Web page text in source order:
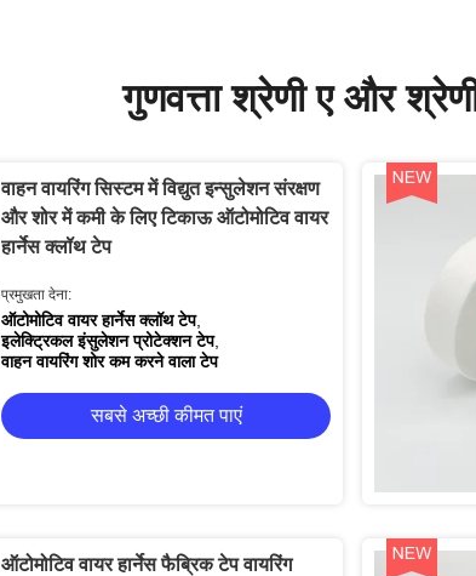
गुणवत्ता श्रेणी ए और
वाहन वायरिंग सिस्टम में विद्युत इन्सुलेशन संरक्षण
और शोर में कमी के लिए टिकाऊ ऑटोमोटिव वायर
हार्नेस क्लॉथ टेप
प्रमुखता देना:
ऑटोमोटिव वायर हार्नेस क्लॉथ टेप,
इलेक्ट्रिकल इंसुलेशन प्रोटेक्शन टेप,
वाहन वायरिंग शोर कम करने वाला टेप
सबसे अच्छी कीमत पाएं
ऑटोमोटिव वायर हार्नेस फैब्रिक टेप वायरिंग